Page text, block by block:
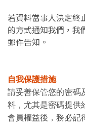
若資料當事人決定終
的方式通知我們，我
郵件告知。
自我保護措施
請妥善保管您的密碼
料，尤其是密碼提供
會員權益後，務必記